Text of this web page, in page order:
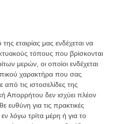
εταιρίας μας ενδέχεται να
τόπους που βρίσκονται
μερών, οι οποίοι ενδέχεται
χαρακτήρα που σας
τις ιστοσελίδες της
Απορρήτου δεν ισχύει πλέον
ευθύνη για τις πρακτικές
λόγω τρίτα μέρη ή για το